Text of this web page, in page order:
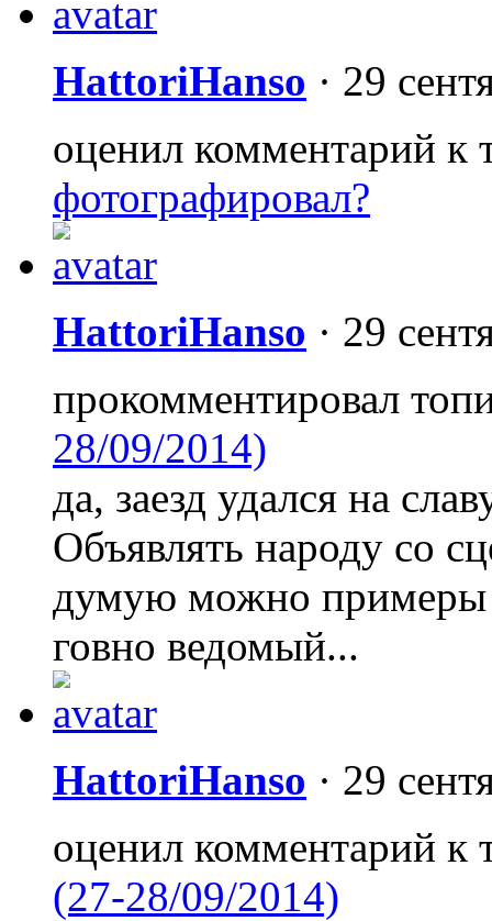
HattoriHanso · 29
оценил комментарий к
фотографировал?
HattoriHanso · 29
прокомментировал
28/09/2014)
да, заезд удался на
Объявлять народу со
думую можно примеры
говно ведомый...
HattoriHanso · 29
оценил комментарий к
(27-28/09/2014)